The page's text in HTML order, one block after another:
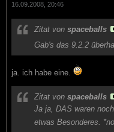
16.09.2008, 20:46
Zitat von spaceballs
Gab's das 9.2.2
ja. ich habe eine.
Zitat von spaceballs
Ja ja, DAS waren
etwas Besonderes.